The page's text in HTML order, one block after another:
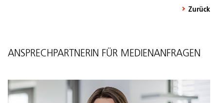
Zurück
ANSPRECHPARTNERIN FÜR MEDIENANFRAGEN